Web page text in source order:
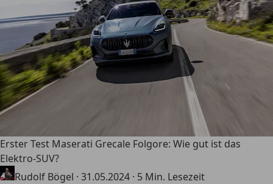
Erster Test Maserati Grecale Folgore: Wie gut ist das
Elektro-SUV?
Rudolf Bögel · 31.05.2024 · 5 Min. Lesezeit